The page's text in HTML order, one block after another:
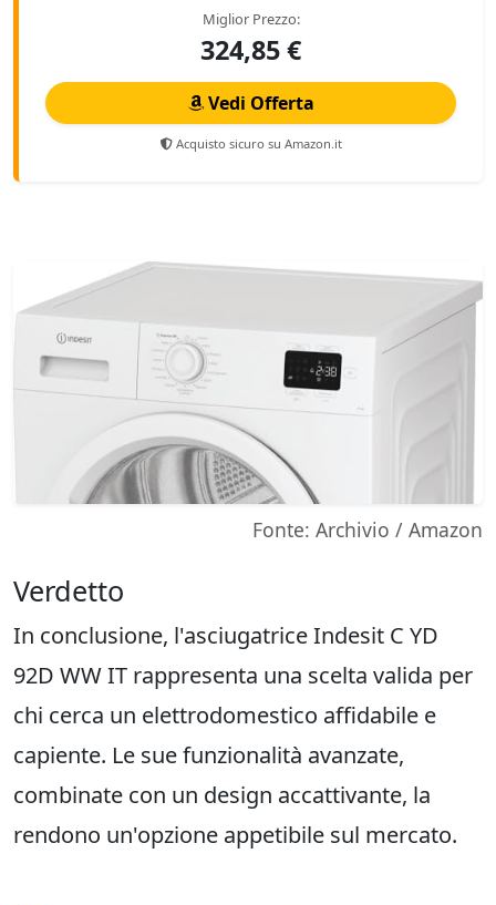
Miglior Prezzo:
324,85 €
Vedi Offerta
Acquisto sicuro su Amazon.it
Fonte: Archivio / Amazon
Verdetto
In conclusione, l'asciugatrice Indesit C YD
92D WW IT rappresenta una scelta valida per
chi cerca un elettrodomestico affidabile e
capiente. Le sue funzionalità avanzate,
combinate con un design accattivante, la
rendono un'opzione appetibile sul mercato.